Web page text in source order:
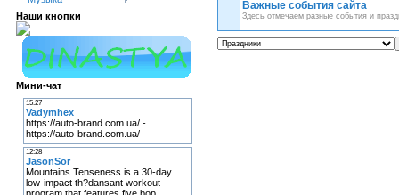
Наши кнопки
Мини-чат
Важные события сайта
Здесь отмечаем разные события и